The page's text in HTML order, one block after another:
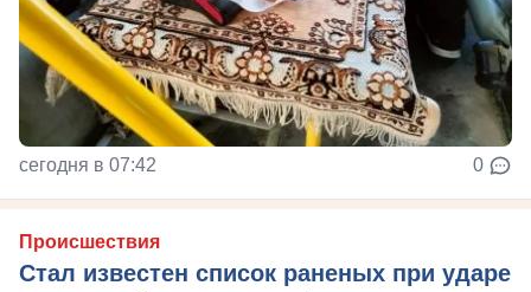
сегодня в 07:42 0
Происшествия
Стал известен список раненых при ударе